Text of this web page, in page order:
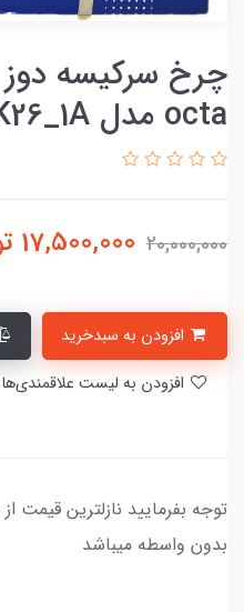
چرخ سرکیسه
octa مدل GK26_1A
20,000,000
17,500,000
توجه بفرمایید نازلترین قیمت
بدون واسطه میباشد